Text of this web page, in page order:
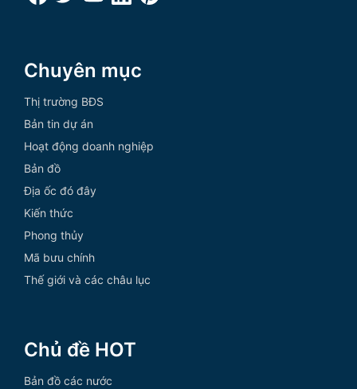
Chuyên mục
Thị trường BĐS
Bản tin dự án
Hoạt động doanh nghiệp
Bản đồ
Địa ốc đó đây
Kiến thức
Phong thủy
Mã bưu chính
Thế giới và các châu lục
Chủ đề HOT
Bản đồ các nước